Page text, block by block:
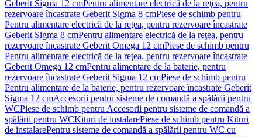
Geberit Sigma 12 cmPentru alimentare electrică de la reţea, pentru
rezervoare încastrate Geberit Sigma 8 cmPiese de schimb pentru
Pentru alimentare electrică de la reţea, pentru rezervoare încastrate
Geberit Sigma 8 cmPentru alimentare electrică de la reţea, pentru
rezervoare încastrate Geberit Omega 12 cmPiese de schimb pentru
Pentru alimentare electrică de la reţea, pentru rezervoare încastrate
Geberit Omega 12 cmPentru alimentare de la baterie, pentru
rezervoare încastrate Geberit Sigma 12 cmPiese de schimb pentru
Pentru alimentare de la baterie, pentru rezervoare încastrate Geberit
Sigma 12 cmAccesorii pentru sisteme de comandă a spălării pentru
WCPiese de schimb pentru Accesorii pentru sisteme de comandă a
spălării pentru WCKituri de instalarePiese de schimb pentru Kituri
de instalarePentru sisteme de comandă a spălării pentru WC cu